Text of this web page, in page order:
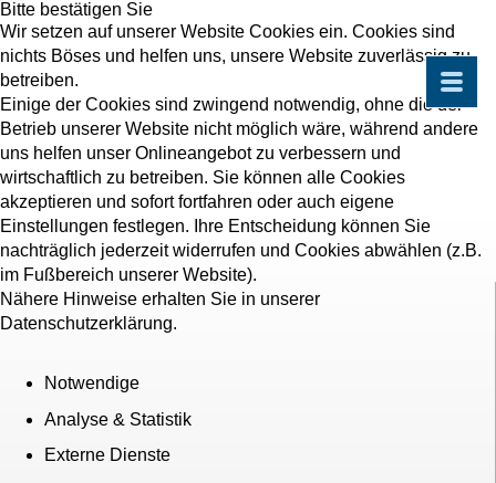
Bitte bestätigen Sie
Wir setzen auf unserer Website Cookies ein. Cookies sind
nichts Böses und helfen uns, unsere Website zuverlässig zu
betreiben.
Einige der Cookies sind zwingend notwendig, ohne die der
Betrieb unserer Website nicht möglich wäre, während andere
uns helfen unser Onlineangebot zu verbessern und
wirtschaftlich zu betreiben. Sie können alle Cookies
akzeptieren und sofort fortfahren oder auch eigene
Einstellungen festlegen. Ihre Entscheidung können Sie
nachträglich jederzeit widerrufen und Cookies abwählen (z.B.
im Fußbereich unserer Website).
Nähere Hinweise erhalten Sie in unserer
Datenschutzerklärung.
Notwendige
Analyse & Statistik
Externe Dienste